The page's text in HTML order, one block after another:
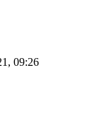
09:26